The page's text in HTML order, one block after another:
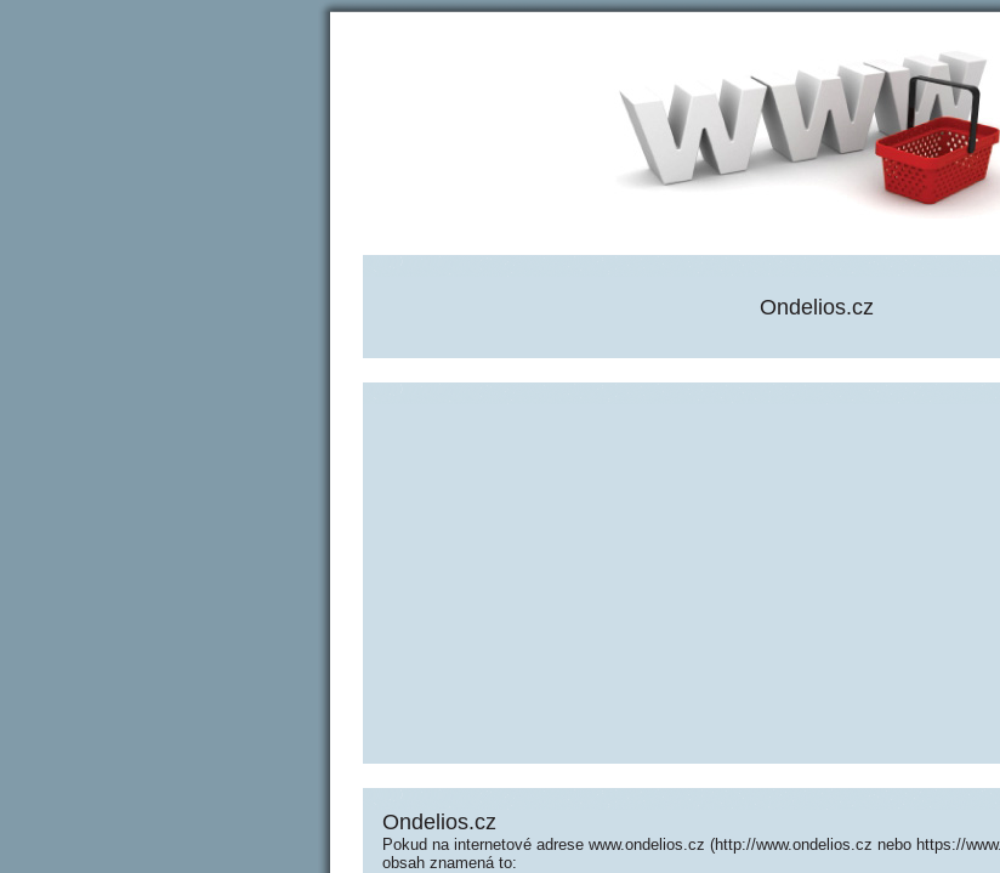
Ondelios.cz
Ondelios.cz
Pokud na internetové adrese www.ondelios.cz (http://www.ondelios.cz nebo https://
obsah znamená to: